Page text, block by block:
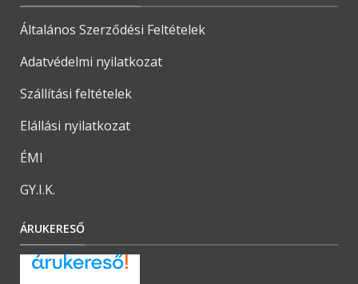
Általános Szerződési Feltételek
Adatvédelmi nyilatkozat
Szállítási feltételek
Elállási nyilatkozat
ÉMI
GY.I.K.
ÁRUKERESŐ